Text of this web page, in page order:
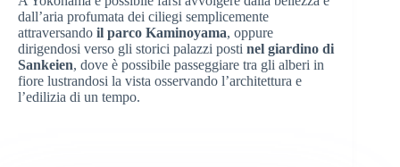
dall’aria profumata dei ciliegi semplicemente
attraversando il parco Kaminoyama, oppure
dirigendosi verso gli storici palazzi posti nel giardino di
Sankeien, dove è possibile passeggiare tra gli alberi in
fiore lustrandosi la vista osservando l’architettura e
l’edilizia di un tempo.